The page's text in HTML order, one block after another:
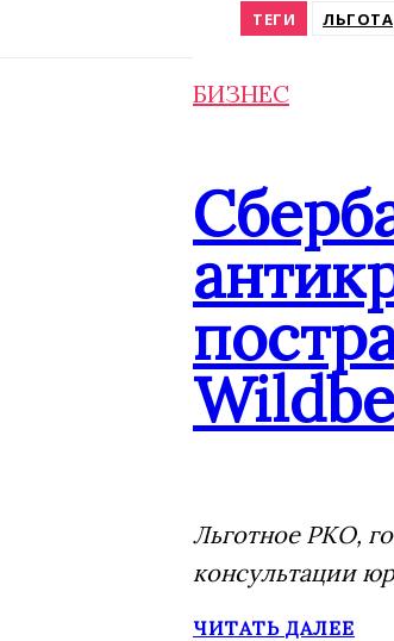
ТЕГИ ЛЬГОТА
БИЗНЕС
Льготное РКО,
консультации
ЧИТАТЬ ДАЛЕЕ